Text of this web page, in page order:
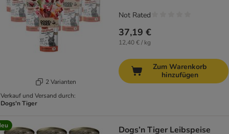
2 Varianten
Verkauf und Versand durch:
Dogs'n Tiger
37,19 €
12,40 € / kg
Not Rated
Zum Warenkorb
hinzufügen
Dogs’n Tiger Leibspeise